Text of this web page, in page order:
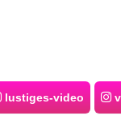
lustiges-video